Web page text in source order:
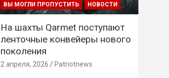
ВЫ МОГЛИ ПРОПУСТИТЬ НОВОСТИ
На шахты Qarmet поступают
ленточные конвейеры нового
поколения
2 апреля, 2026 Patriotnews